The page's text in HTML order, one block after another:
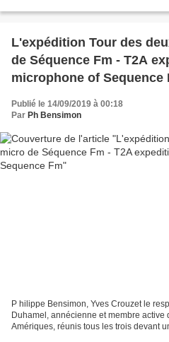
L'expédition Tour des
de Séquence Fm - T2A
microphone of Sequence
Publié le 14/09/2019 à 00:18
Par Ph Bensimon
P hilippe Bensimon, Yves Crouzet le
Duhamel, annécienne et membre active
Amériques, réunis tous les trois devant